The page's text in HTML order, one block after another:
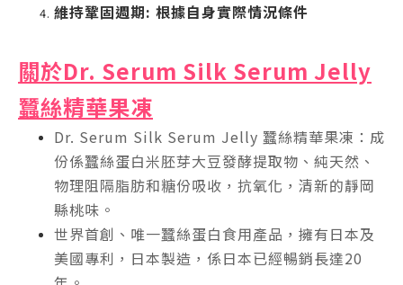
維持鞏固週期: 根據自身實際情況條件
關於Dr. Serum Silk Serum Jelly
蠶絲精華果凍
Dr. Serum Silk Serum Jelly 蠶絲精華果凍：成
份係蠶絲蛋白米胚芽大豆發酵提取物、純天然、
物理阻隔脂肪和糖份吸收，抗氧化，清新的靜岡
縣桃味。
世界首創、唯一蠶絲蛋白食用產品，擁有日本及
美國專利，日本製造，係日本已經暢銷長達20